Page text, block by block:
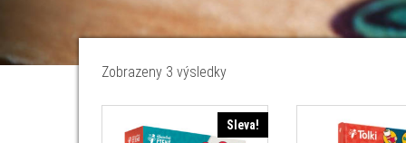
Zobrazeny 3 výsledkySeřazeno od nejnovějších
Sleva!